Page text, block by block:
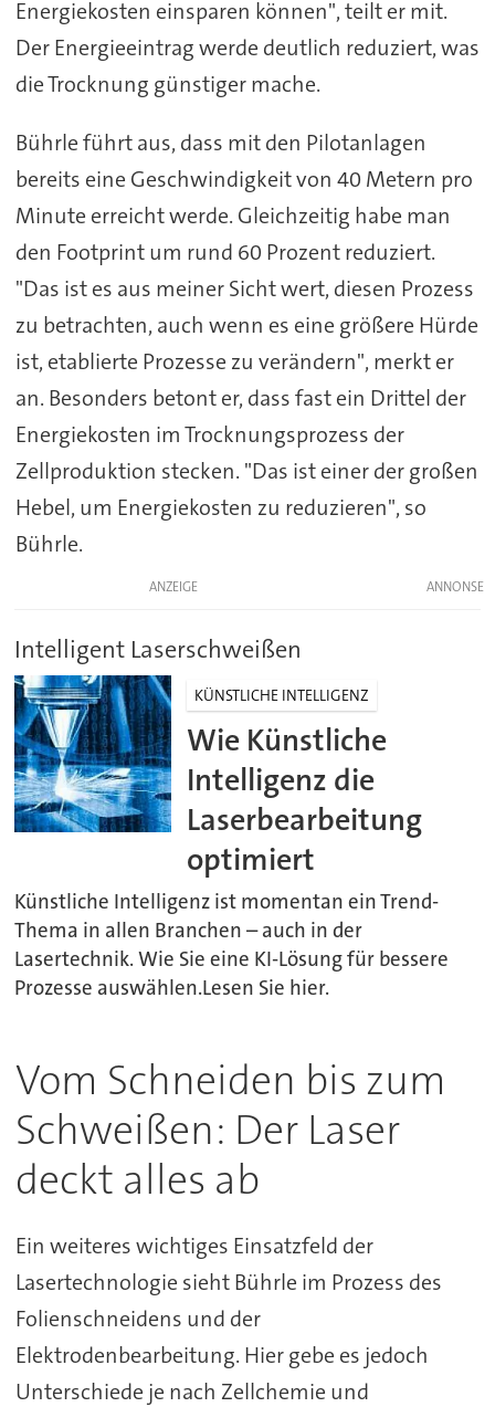
Energiekosten einsparen können", teilt er mit.
Der Energieeintrag werde deutlich reduziert, was
die Trocknung günstiger mache.
Bührle führt aus, dass mit den Pilotanlagen
bereits eine Geschwindigkeit von 40 Metern pro
Minute erreicht werde. Gleichzeitig habe man
den Footprint um rund 60 Prozent reduziert.
"Das ist es aus meiner Sicht wert, diesen Prozess
zu betrachten, auch wenn es eine größere Hürde
ist, etablierte Prozesse zu verändern", merkt er
an. Besonders betont er, dass fast ein Drittel der
Energiekosten im Trocknungsprozess der
Zellproduktion stecken. "Das ist einer der großen
Hebel, um Energiekosten zu reduzieren", so
Bührle.
ANZEIGE
Intelligent Laserschweißen
KÜNSTLICHE INTELLIGENZ
Wie Künstliche
Intelligenz die
Laserbearbeitung
optimiert
Künstliche Intelligenz ist momentan ein Trend-
Thema in allen Branchen – auch in der
Lasertechnik. Wie Sie eine KI-Lösung für bessere
Prozesse auswählen.Lesen Sie hier.
Vom Schneiden bis zum
Schweißen: Der Laser
deckt alles ab
Ein weiteres wichtiges Einsatzfeld der
Lasertechnologie sieht Bührle im Prozess des
Folienschneidens und der
Elektrodenbearbeitung. Hier gebe es jedoch
Unterschiede je nach Zellchemie und